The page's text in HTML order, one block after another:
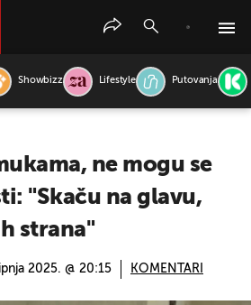
Showbizz Lifestyle Putovanja
ne mogu se
"Skaču na glavu,
strana"
2025. @ 20:15 KOMENTARI